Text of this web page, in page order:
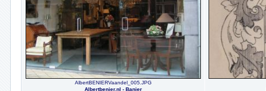
AlbertBENIERVaandel_005.JPG
Albertbenier.nl - Banier